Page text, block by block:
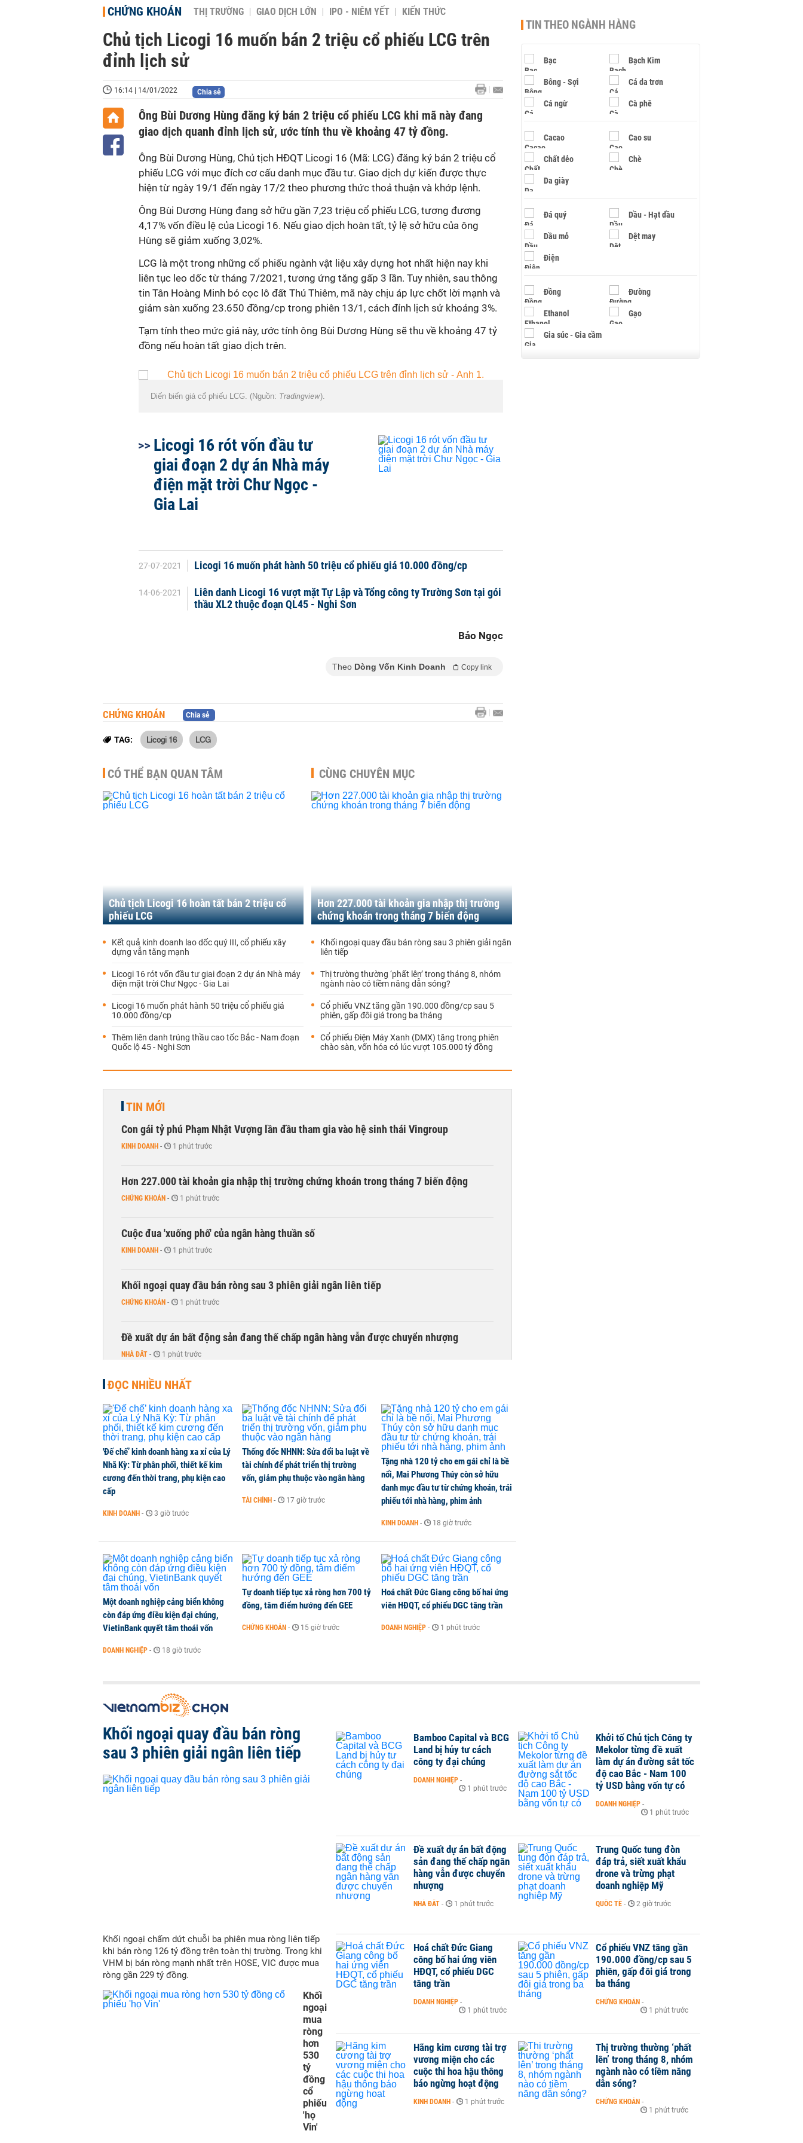
CHỨNG KHOÁN THỊ TRƯỜNG GIAO DỊCH LỚN IPO - NIÊM YẾT KIẾN THỨC
Chủ tịch Licogi 16 muốn bán 2 triệu cổ phiếu LCG trên
đỉnh lịch sử
16:14 | 14/01/2022 Chia sẻ
Ông Bùi Dương Hùng đăng ký bán 2 triệu cổ phiếu LCG khi mã này đang
giao dịch quanh đỉnh lịch sử, ước tính thu về khoảng 47 tỷ đồng.
Ông Bùi Dương Hùng, Chủ tịch HĐQT Licogi 16 (Mã: LCG) đăng ký bán 2 triệu cổ
phiếu LCG với mục đích cơ cấu danh mục đầu tư. Giao dịch dự kiến được thực
hiện từ ngày 19/1 đến ngày 17/2 theo phương thức thoả thuận và khớp lệnh.
Ông Bùi Dương Hùng đang sở hữu gần 7,23 triệu cổ phiếu LCG, tương đương
4,17% vốn điều lệ của Licogi 16. Nếu giao dịch hoàn tất, tỷ lệ sở hữu của ông
Hùng sẽ giảm xuống 3,02%.
LCG là một trong những cổ phiếu ngành vật liệu xây dựng hot nhất hiện nay khi
liên tục leo dốc từ tháng 7/2021, tương ứng tăng gấp 3 lần. Tuy nhiên, sau thông
tin Tân Hoàng Minh bỏ cọc lô đất Thủ Thiêm, mã này chịu áp lực chốt lời mạnh và
giảm sàn xuống 23.650 đồng/cp trong phiên 13/1, cách đỉnh lịch sử khoảng 3%.
Tạm tính theo mức giá này, ước tính ông Bùi Dương Hùng sẽ thu về khoảng 47 tỷ
đồng nếu hoàn tất giao dịch trên.
Diến biến giá cổ phiếu LCG. (Nguồn: Tradingview).
Licogi 16 rót vốn đầu tư
giai đoạn 2 dự án Nhà máy
điện mặt trời Chư Ngọc -
Gia Lai
27-07-2021 Licogi 16 muốn phát hành 50 triệu cổ phiếu giá 10.000 đồng/cp
14-06-2021
Liên danh Licogi 16 vượt mặt Tự Lập và Tổng công ty Trường Sơn tại gói
thầu XL2 thuộc đoạn QL45 - Nghi Sơn
Bảo Ngọc
Theo Dòng Vốn Kinh Doanh Copy link
CHỨNG KHOÁN Chia sẻ
TAG: Licogi 16 LCG
CÓ THỂ BẠN QUAN TÂM
Chủ tịch Licogi 16 hoàn tất bán 2 triệu cổ
phiếu LCG
Kết quả kinh doanh lao dốc quý III, cổ phiếu xây
dựng vẫn tăng mạnh
Licogi 16 rót vốn đầu tư giai đoạn 2 dự án Nhà máy
điện mặt trời Chư Ngọc - Gia Lai
Licogi 16 muốn phát hành 50 triệu cổ phiếu giá
10.000 đồng/cp
Thêm liên danh trúng thầu cao tốc Bắc - Nam đoạn
Quốc lộ 45 - Nghi Sơn
CÙNG CHUYÊN MỤC
Hơn 227.000 tài khoản gia nhập thị trường
chứng khoán trong tháng 7 biến động
Khối ngoại quay đầu bán ròng sau 3 phiên giải ngân
liên tiếp
Thị trường thường ‘phất lên’ trong tháng 8, nhóm
ngành nào có tiềm năng dẫn sóng?
Cổ phiếu VNZ tăng gần 190.000 đồng/cp sau 5
phiên, gấp đôi giá trong ba tháng
Cổ phiếu Điện Máy Xanh (DMX) tăng trong phiên
chào sàn, vốn hóa có lúc vượt 105.000 tỷ đồng
TIN MỚI
Con gái tỷ phú Phạm Nhật Vượng lần đầu tham gia vào hệ sinh thái Vingroup
KINH DOANH - 1 phút trước
Hơn 227.000 tài khoản gia nhập thị trường chứng khoán trong tháng 7 biến động
CHỨNG KHOÁN - 1 phút trước
Cuộc đua 'xuống phố' của ngân hàng thuần số
KINH DOANH - 1 phút trước
Khối ngoại quay đầu bán ròng sau 3 phiên giải ngân liên tiếp
CHỨNG KHOÁN - 1 phút trước
Đề xuất dự án bất động sản đang thế chấp ngân hàng vẫn được chuyển nhượng
NHÀ ĐẤT - 1 phút trước
Thị trường thường ‘phất lên’ trong tháng 8, nhóm ngành nào có tiềm năng dẫn sóng?
CHỨNG KHOÁN 1 phút trước
Giá xăng dầu đồng loạt giảm hơn 1.000 đồng/lít từ chiều 6/8
1 phút trước
'Giới hạn thời hạn sử dụng không biến chung cư thành tiêu sản'
NHÀ ĐẤT - 1 phút trước
ĐỌC NHIỀU NHẤT
'Đế chế’ kinh doanh hàng xa xỉ của Lý
Nhã Kỳ: Từ phân phối, thiết kế kim
cương đến thời trang, phụ kiện cao
cấp
KINH DOANH - 3 giờ trước
Thống đốc NHNN: Sửa đổi ba luật về
tài chính để phát triển thị trường
vốn, giảm phụ thuộc vào ngân hàng
TÀI CHÍNH - 17 giờ trước
Tặng nhà 120 tỷ cho em gái chỉ là bề
nổi, Mai Phương Thúy còn sở hữu
danh mục đầu tư từ chứng khoán, trái
phiếu tới nhà hàng, phim ảnh
KINH DOANH - 18 giờ trước
Một doanh nghiệp cảng biển không
còn đáp ứng điều kiện đại chúng,
VietinBank quyết tâm thoái vốn
DOANH NGHIỆP - 18 giờ trước
Tự doanh tiếp tục xả ròng hơn 700 tỷ
đồng, tâm điểm hướng đến GEE
CHỨNG KHOÁN - 15 giờ trước
Hoá chất Đức Giang công bố hai ứng
viên HĐQT, cổ phiếu DGC tăng trần
DOANH NGHIỆP - 1 phút trước
TIN THEO NGÀNH HÀNG
Bạc Bạch Kim
Bông - Sợi Cá da trơn
Cá ngừ Cà phê
Cacao Cao su
Chất dẻo Chè
Da giày
Đá quý Dầu - Hạt dầu
Dầu mỏ Dệt may
Điện
Đồng Đường
Ethanol Gạo
Gia súc - Gia cầm
Khối ngoại quay đầu bán ròng
sau 3 phiên giải ngân liên tiếp
Khối ngoại chấm dứt chuỗi ba phiên mua ròng liên tiếp
khi bán ròng 126 tỷ đồng trên toàn thị trường. Trong khi
VHM bị bán ròng mạnh nhất trên HOSE, VIC được mua
ròng gần 229 tỷ đồng.
Khối
ngoại
mua
ròng
hơn
530
tỷ
đồng
cổ
phiếu
'họ
Vin'
Bamboo Capital và BCG
Land bị hủy tư cách
công ty đại chúng
DOANH NGHIỆP -
1 phút trước
Khởi tố Chủ tịch Công ty
Mekolor từng đề xuất
làm dự án đường sắt tốc
độ cao Bắc - Nam 100
tỷ USD bằng vốn tự có
DOANH NGHIỆP -
1 phút trước
Đề xuất dự án bất động
sản đang thế chấp ngân
hàng vẫn được chuyển
nhượng
NHÀ ĐẤT - 1 phút trước
Trung Quốc tung đòn
đáp trả, siết xuất khẩu
drone và trừng phạt
doanh nghiệp Mỹ
QUỐC TẾ - 2 giờ trước
Hoá chất Đức Giang
công bố hai ứng viên
HĐQT, cổ phiếu DGC
tăng trần
DOANH NGHIỆP -
1 phút trước
Cổ phiếu VNZ tăng gần
190.000 đồng/cp sau 5
phiên, gấp đôi giá trong
ba tháng
CHỨNG KHOÁN -
1 phút trước
Hãng kim cương tài trợ
vương miện cho các
cuộc thi hoa hậu thông
báo ngừng hoạt động
KINH DOANH - 1 phút trước
Thị trường thường ‘phất
lên’ trong tháng 8, nhóm
ngành nào có tiềm năng
dẫn sóng?
CHỨNG KHOÁN -
1 phút trước